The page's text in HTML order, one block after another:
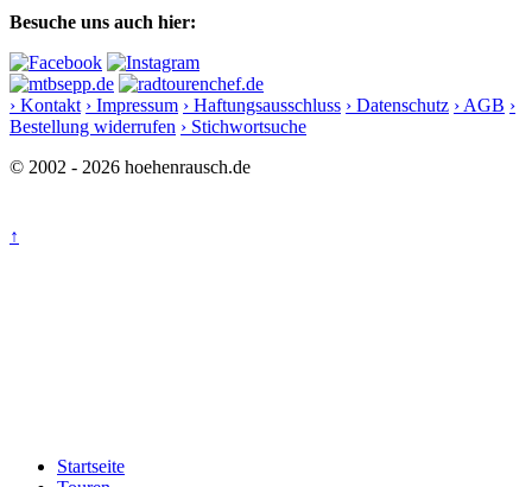
Besuche uns auch hier:
› Kontakt › Impressum › Haftungsausschluss › Datenschutz › AGB ›
Bestellung widerrufen › Stichwortsuche
© 2002 - 2026 hoehenrausch.de
↑
Startseite